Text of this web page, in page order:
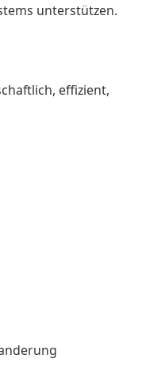
unterstützen.
effizient,